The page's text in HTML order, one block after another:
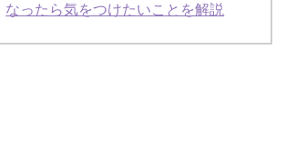
なったら気をつけたいことを解説